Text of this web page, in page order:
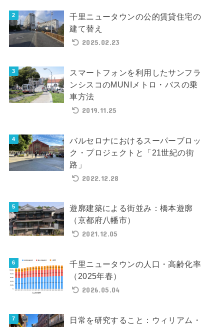
千里ニュータウンの公的賃貸住宅の
建て替え
2025.02.23
スマートフォンを利用したサンフラ
ンシスコのMUNIメトロ・バスの乗
車方法
2019.11.25
バルセロナにおけるスーパーブロッ
ク・プロジェクトと「21世紀の街
路」
2022.12.28
遊廓建築による街並み：橋本遊廓
（京都府八幡市）
2021.12.05
千里ニュータウンの人口・高齢化率
（2025年春）
2026.05.04
日常を研究すること：ウィリアム・